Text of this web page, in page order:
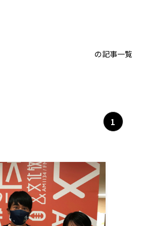
の記事一覧
1